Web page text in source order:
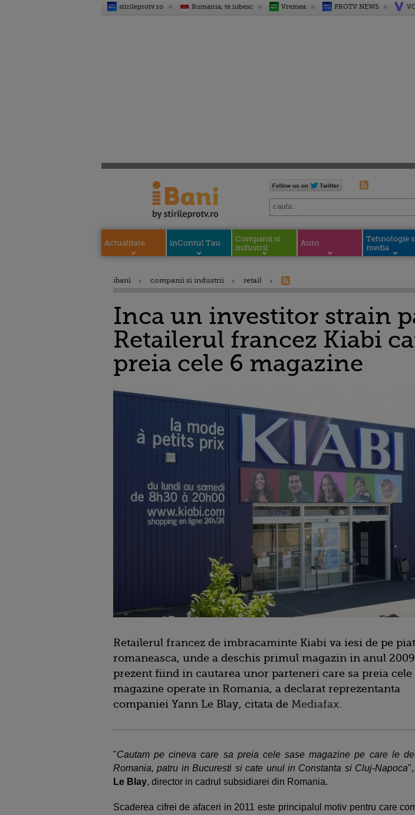
stirileprotv.ro Romania, te iubesc Vremea PROTV NEWS
Actualitate inContul Tau
Companii si
industrii
Auto
Tehnologie
media
ibani companii si industrii retail
Inca un investitor strain
Retailerul francez Kiabi
preia cele 6 magazine
Retailerul francez de imbracaminte Kiabi va iesi de pe
romaneasca, unde a deschis primul magazin in anul
prezent fiind in cautarea unor parteneri care sa preia cele
magazine operate in Romania, a declarat reprezentanta
companiei Yann Le Blay, citata de Mediafax.
"Cautam pe cineva care sa preia cele sase magazine pe care le
Romania, patru in Bucuresti si cate unul in Constanta si Cluj-Napoca
Le Blay, director in cadrul subsidiarei din Romania.
Scaderea cifrei de afaceri in 2011 este principalul motiv pentru care